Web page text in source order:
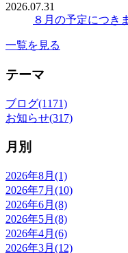
2026.07.31
８月の予定につき
一覧を見る
テーマ
ブログ(1171)
お知らせ(317)
月別
2026年8月(1)
2026年7月(10)
2026年6月(8)
2026年5月(8)
2026年4月(6)
2026年3月(12)